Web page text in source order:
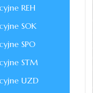
REH
SOK
SPO
STM
UZD